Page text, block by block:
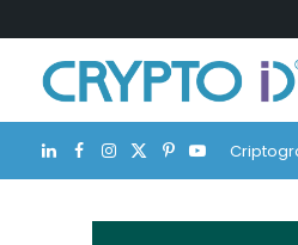
LinkedIn
Facebook
Instagram
X
(Twitter)
Pinterest
YouTube